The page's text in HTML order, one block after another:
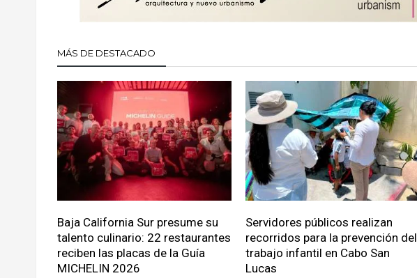
MÁS DE DESTACADO
Baja California Sur presume su
talento culinario: 22 restaurantes
reciben las placas de la Guía
MICHELIN 2026
Servidores públicos realizan
recorridos para la prevención del
trabajo infantil en Cabo San
Lucas